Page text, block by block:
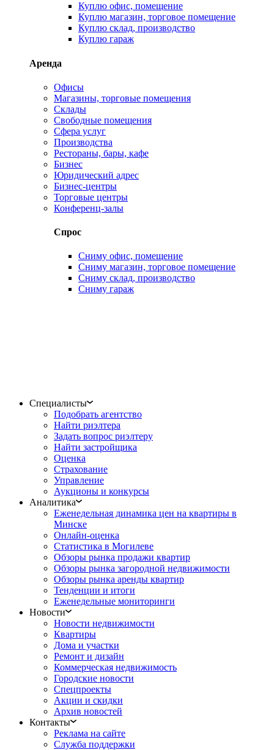
Куплю офис, помещение
Куплю магазин, торговое помещение
Куплю склад, производство
Куплю гараж
Аренда
Офисы
Магазины, торговые помещения
Склады
Свободные помещения
Сфера услуг
Производства
Рестораны, бары, кафе
Бизнес
Юридический адрес
Бизнес-центры
Торговые центры
Конференц-залы
Спрос
Сниму офис, помещение
Сниму магазин, торговое помещение
Сниму склад, производство
Сниму гараж
Специалисты
Подобрать агентство
Найти риэлтера
Задать вопрос риэлтеру
Найти застройщика
Оценка
Страхование
Управление
Аукционы и конкурсы
Аналитика
Еженедельная динамика цен на квартиры в
Минске
Онлайн-оценка
Статистика в Могилеве
Обзоры рынка продажи квартир
Обзоры рынка загородной недвижимости
Обзоры рынка аренды квартир
Тенденции и итоги
Еженедельные мониторинги
Новости
Новости недвижимости
Квартиры
Дома и участки
Ремонт и дизайн
Коммерческая недвижимость
Городские новости
Спецпроекты
Акции и скидки
Архив новостей
Контакты
Реклама на сайте
Служба поддержки